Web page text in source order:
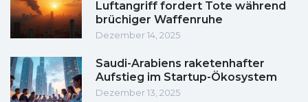
Luftangriff fordert Tote während
brüchiger Waffenruhe
Dezember 14, 2025
Saudi-Arabiens raketenhafter
Aufstieg im Startup-Ökosystem
Dezember 13, 2025